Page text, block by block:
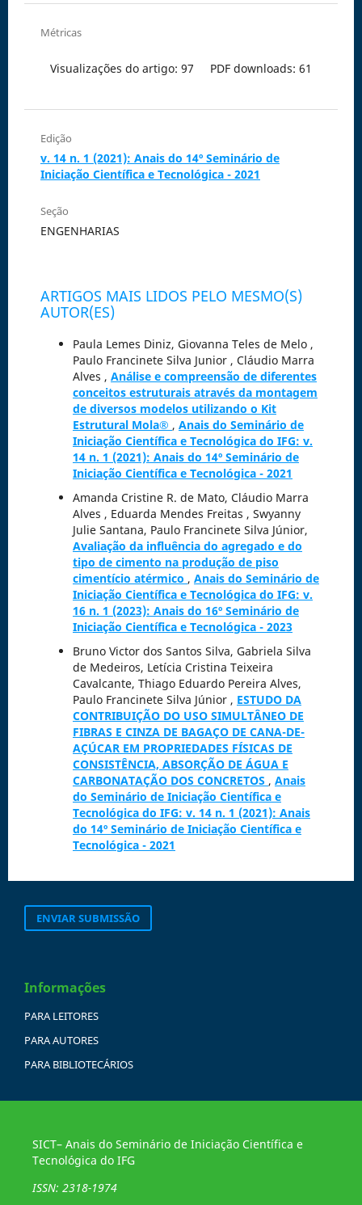
Métricas
Visualizações do artigo: 97 PDF downloads: 61
Edição
v. 14 n. 1 (2021): Anais do 14º Seminário de
Iniciação Científica e Tecnológica - 2021
Seção
ENGENHARIAS
ARTIGOS MAIS LIDOS PELO MESMO(S)
AUTOR(ES)
Paula Lemes Diniz, Giovanna Teles de Melo ,
Paulo Francinete Silva Junior , Cláudio Marra
Alves , Análise e compreensão de diferentes
conceitos estruturais através da montagem
de diversos modelos utilizando o Kit
Estrutural Mola® , Anais do Seminário de
Iniciação Científica e Tecnológica do IFG: v.
14 n. 1 (2021): Anais do 14º Seminário de
Iniciação Científica e Tecnológica - 2021
Amanda Cristine R. de Mato, Cláudio Marra
Alves , Eduarda Mendes Freitas , Swyanny
Julie Santana, Paulo Francinete Silva Júnior,
Avaliação da influência do agregado e do
tipo de cimento na produção de piso
cimentício atérmico , Anais do Seminário de
Iniciação Científica e Tecnológica do IFG: v.
16 n. 1 (2023): Anais do 16º Seminário de
Iniciação Científica e Tecnológica - 2023
Bruno Victor dos Santos Silva, Gabriela Silva
de Medeiros, Letícia Cristina Teixeira
Cavalcante, Thiago Eduardo Pereira Alves,
Paulo Francinete Silva Júnior , ESTUDO DA
CONTRIBUIÇÃO DO USO SIMULTÂNEO DE
FIBRAS E CINZA DE BAGAÇO DE CANA-DE-
AÇÚCAR EM PROPRIEDADES FÍSICAS DE
CONSISTÊNCIA, ABSORÇÃO DE ÁGUA E
CARBONATAÇÃO DOS CONCRETOS , Anais
do Seminário de Iniciação Científica e
Tecnológica do IFG: v. 14 n. 1 (2021): Anais
do 14º Seminário de Iniciação Científica e
Tecnológica - 2021
ENVIAR SUBMISSÃO
Informações
PARA LEITORES
PARA AUTORES
PARA BIBLIOTECÁRIOS
SICT– Anais do Seminário de Iniciação Científica e
Tecnológica do IFG
ISSN: 2318-1974